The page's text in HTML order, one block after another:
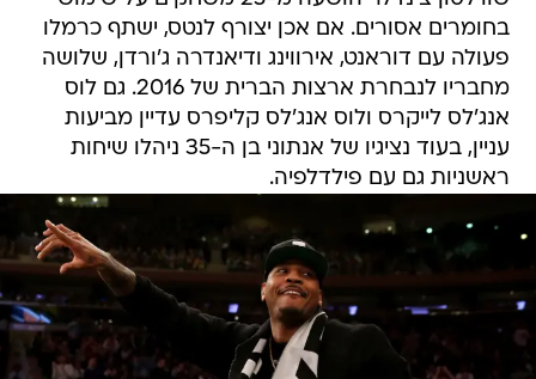
בחומרים אסורים. אם אכן יצורף לנטס, ישתף כרמלו
פעולה עם דוראנט, אירווינג ודיאנדרה ג'ורדן, שלושה
מחבריו לנבחרת ארצות הברית של 2016. גם לוס
אנג'לס לייקרס ולוס אנג'לס קליפרס עדיין מביעות
עניין, בעוד נציגיו של אנתוני בן ה-35 ניהלו שיחות
ראשניות גם עם פילדלפיה.